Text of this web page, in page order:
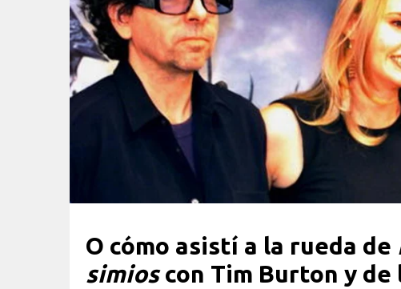
O cómo asistí a la rueda de
simioscon Tim Burton y